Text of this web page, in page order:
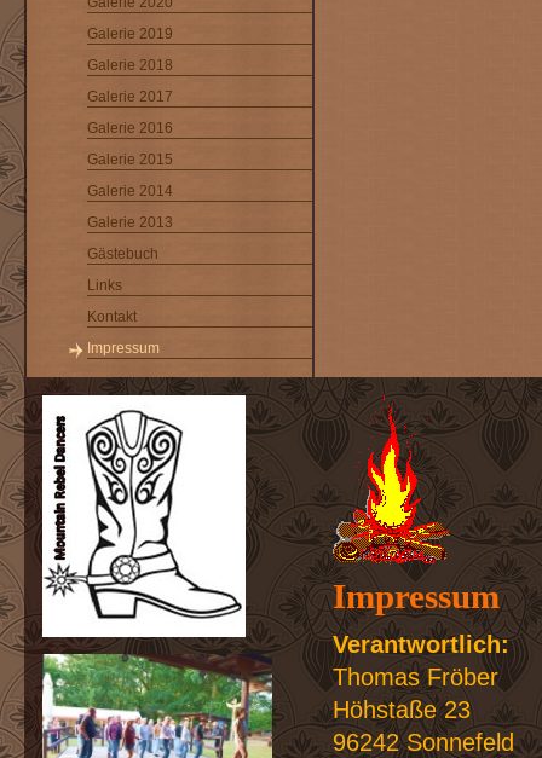
Galerie 2019
Galerie 2018
Galerie 2017
Galerie 2016
Galerie 2015
Galerie 2014
Galerie 2013
Gästebuch
Links
Kontakt
Impressum
Impressum
Verantwortlich:
Thomas Fröber
Höhstaße 23
96242 Sonnefeld